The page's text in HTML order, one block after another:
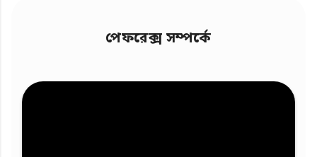
পেফরেক্স সম্পর্কে